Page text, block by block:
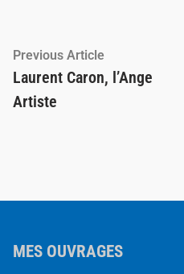
Navigation
de
l’article
Previous Article
article:
Laurent Caron, l’Ange
Artiste
MES OUVRAGES